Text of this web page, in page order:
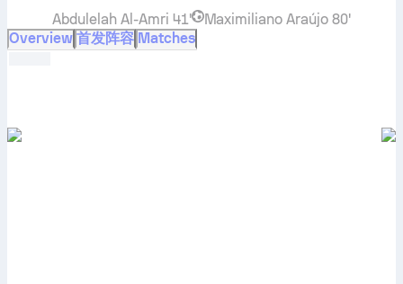
Abdulelah Al-Amri 41' Maximiliano Araújo 80'
Overview 首发阵容 Matches